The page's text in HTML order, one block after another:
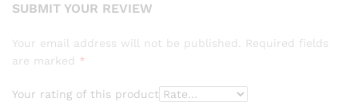
SUBMIT YOUR REVIEW
Your email address will not be published. Required fields
are marked *
Your rating of this product